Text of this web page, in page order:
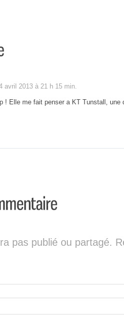
avril 2013 à 21 h 15 min.
! Elle me fait penser a KT Tunstall, une
pas publié ou partagé.